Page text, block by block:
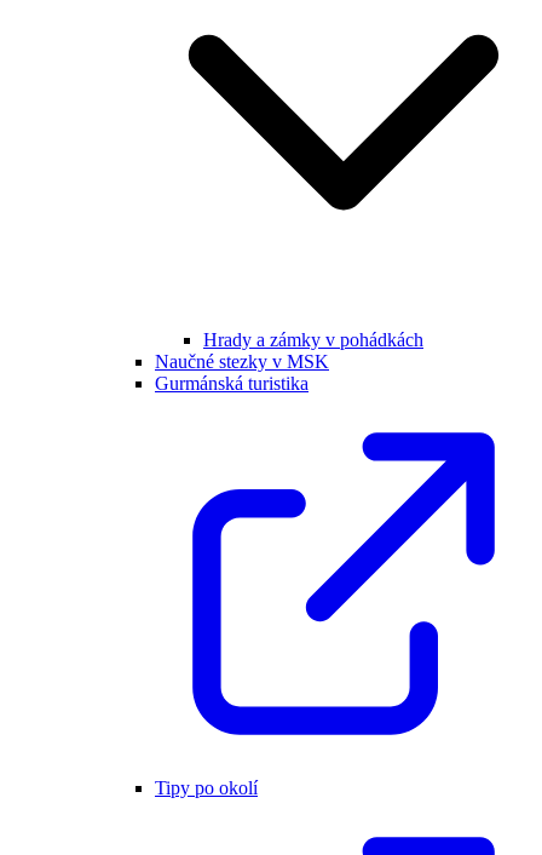
Hrady a zámky v pohádkách
Naučné stezky v MSK
Gurmánská turistika
Tipy po okolí